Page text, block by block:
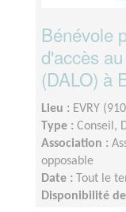
Bénévole
d'accès
(DALO) à
Lieu : EVRY
Type : Conseil,
Association :
opposable
Date :
Tout le
Disponibilité